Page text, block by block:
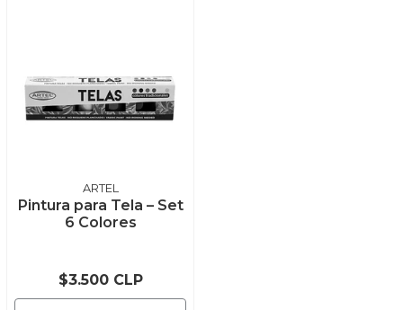
ARTEL
Pintura para Tela – Set
6 Colores
$3.500 CLP